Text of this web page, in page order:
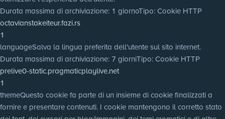
Durata massima di archiviazione: 1 giornoTipo: Cookie HTTP
octavianstakeiteur.fazi.rs
1
languageSalva la lingua preferita dell'utente sul sito internet.
Durata massima di archiviazione: 7 giorniTipo: Cookie HTTP
prelive0-static.pragmaticplaylive.net
1
themeQuesto cookie fa parte di un insieme di cookie finalizzati a
fornire e presentare contenuti. I cookie mantengono il corretto stato